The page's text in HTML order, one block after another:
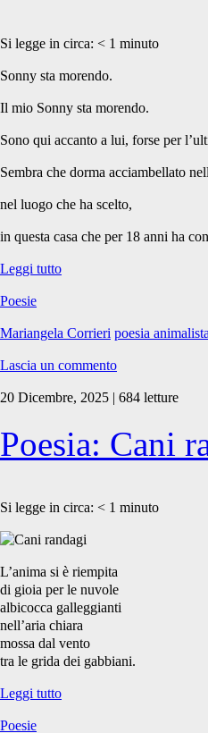
Corrieri</span>
Si legge in circa: < 1 minuto
Sonny sta morendo.
Il mio Sonny sta morendo.
Sono qui accanto a lui, forse per
Sembra che dorma acciambellato
nel luogo che ha scelto,
in questa casa che per 18 anni ha
Leggi tuttoPoesia:
Poesie
Mariangela Corrieri poesia animalista
Lascia un commento
20 Dicembre, 2025 | 684 letture
Poesia: Cani
Si legge in circa: < 1 minuto
L’anima si è riempita
di gioia per le nuvole
albicocca galleggianti
nell’aria chiara
mossa dal vento
tra le grida dei gabbiani.
Leggi tuttoPoesia:
Poesie